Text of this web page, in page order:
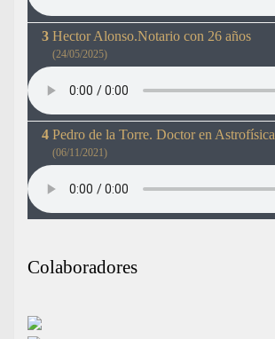
Hector Alonso.Notario con 26 años
(24/05/2025)
Pedro de la Torre. Doctor en Astrofísica
(06/11/2021)
Colaboradores